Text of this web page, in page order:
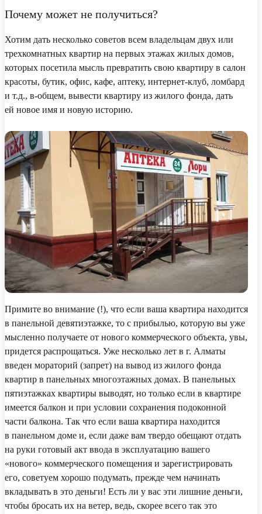
Почему может не получиться?
Хотим дать несколько советов всем владельцам двух или
трехкомнатных квартир на первых этажах жилых домов,
которых посетила мысль превратить свою квартиру в салон
красоты, бутик, офис, кафе, аптеку, интернет-клуб, ломбард
и т.д., в-общем, вывести квартиру из жилого фонда, дать
ей новое имя и новую историю.
Примите во внимание (!), что если ваша квартира находится
в панельной девятиэтажке, то с прибылью, которую вы уже
мысленно получаете от нового коммерческого объекта, увы,
придется распрощаться. Уже несколько лет в г. Алматы
введен мораторий (запрет) на вывод из жилого фонда
квартир в панельных многоэтажных домах. В панельных
пятиэтажках квартиры выводят, но только если в квартире
имеется балкон и при условии сохранения подоконной
части балкона. Так что если ваша квартира находится
в панельном доме и, если даже вам твердо обещают отдать
на руки готовый акт ввода в эксплуатацию вашего
«нового» коммерческого помещения и зарегистрировать
его, советуем хорошо подумать, прежде чем начинать
вкладывать в это деньги! Есть ли у вас эти лишние деньги,
чтобы бросать их на ветер, ведь, скорее всего так это